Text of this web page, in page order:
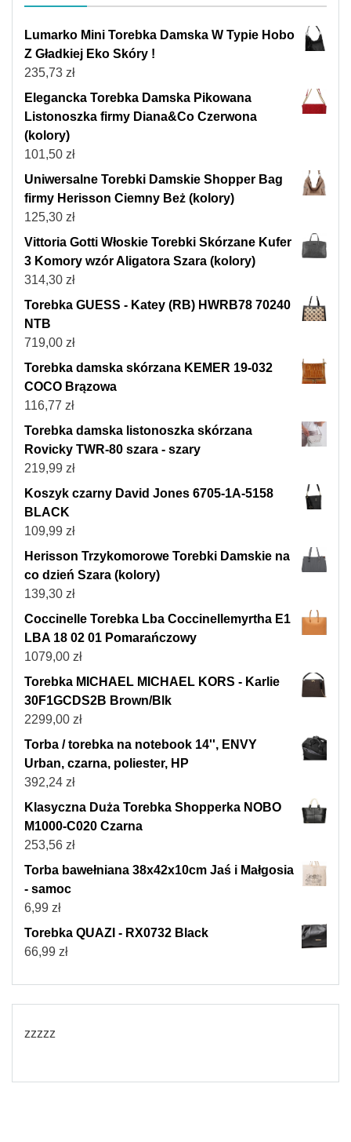
Lumarko Mini Torebka Damska W Typie Hobo
Z Gładkiej Eko Skóry !
235,73 zł
Elegancka Torebka Damska Pikowana
Listonoszka firmy Diana&Co Czerwona
(kolory)
101,50 zł
Uniwersalne Torebki Damskie Shopper Bag
firmy Herisson Ciemny Beż (kolory)
125,30 zł
Vittoria Gotti Włoskie Torebki Skórzane Kufer
3 Komory wzór Aligatora Szara (kolory)
314,30 zł
Torebka GUESS - Katey (RB) HWRB78 70240
NTB
719,00 zł
Torebka damska skórzana KEMER 19-032
COCO Brązowa
116,77 zł
Torebka damska listonoszka skórzana
Rovicky TWR-80 szara - szary
219,99 zł
Koszyk czarny David Jones 6705-1A-5158
BLACK
109,99 zł
Herisson Trzykomorowe Torebki Damskie na
co dzień Szara (kolory)
139,30 zł
Coccinelle Torebka Lba Coccinellemyrtha E1
LBA 18 02 01 Pomarańczowy
1079,00 zł
Torebka MICHAEL MICHAEL KORS - Karlie
30F1GCDS2B Brown/Blk
2299,00 zł
Torba / torebka na notebook 14'', ENVY
Urban, czarna, poliester, HP
392,24 zł
Klasyczna Duża Torebka Shopperka NOBO
M1000-C020 Czarna
253,56 zł
Torba bawełniana 38x42x10cm Jaś i Małgosia
- samoc
6,99 zł
Torebka QUAZI - RX0732 Black
66,99 zł
zzzzz